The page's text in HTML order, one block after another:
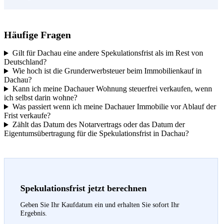
Häufige Fragen
Gilt für Dachau eine andere Spekulationsfrist als im Rest von
Deutschland?
Wie hoch ist die Grunderwerbsteuer beim Immobilienkauf in
Dachau?
Kann ich meine Dachauer Wohnung steuerfrei verkaufen, wenn
ich selbst darin wohne?
Was passiert wenn ich meine Dachauer Immobilie vor Ablauf der
Frist verkaufe?
Zählt das Datum des Notarvertrags oder das Datum der
Eigentumsübertragung für die Spekulationsfrist in Dachau?
Spekulationsfrist jetzt berechnen
Geben Sie Ihr Kaufdatum ein und erhalten Sie sofort Ihr
Ergebnis.